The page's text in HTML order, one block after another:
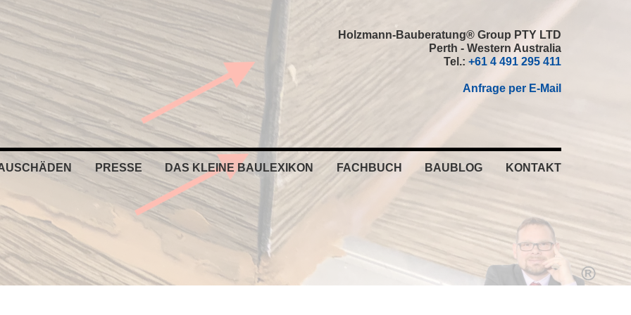
Holzmann-Bauberatung® Group PTY LTD
Perth - Western Australia
Tel.: +61 4 491 295 411
Anfrage per E-Mail
PRESSE DAS KLEINE BAULEXIKON FACHBUCH BAUBLOG KONTAKT